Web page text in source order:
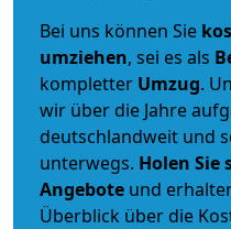
Bei uns können Sie
umziehen, sei es als
kompletter Umzug.
wir über die Jahre
deutschlandweit und
unterwegs. Holen Sie
Angebote und
Überblick über die